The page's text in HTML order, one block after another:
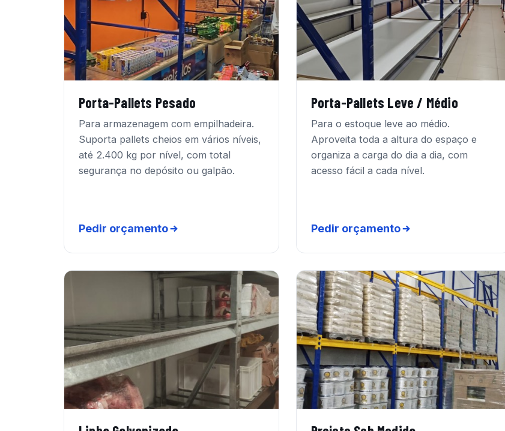
Porta-Pallets Pesado
Para armazenagem com empilhadeira.
Suporta pallets cheios em vários níveis,
até 2.400 kg por nível, com total
segurança no depósito ou galpão.
Pedir orçamento
Porta-Pallets Leve / Médio
Para o estoque leve ao médio.
Aproveita toda a altura do espaço e
organiza a carga do dia a dia, com
acesso fácil a cada nível.
Pedir orçamento